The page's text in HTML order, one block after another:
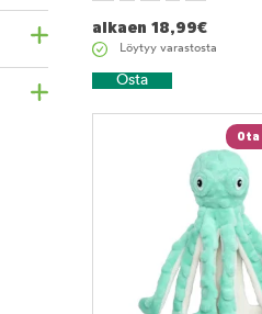
alkaen 18,99€
Löytyy varastosta
Osta
Ota